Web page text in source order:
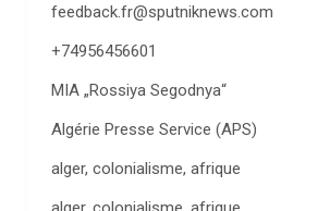
feedback.fr@sputniknews.com
+74956456601
MIA „Rossiya Segodnya“
Algérie Presse Service (APS)
alger, colonialisme, afrique